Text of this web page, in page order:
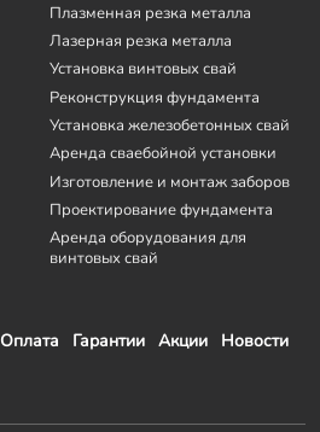
Оплата Гарантии Акции
Новости
Плазменная резка металла
Лазерная резка металла
Установка винтовых свай
Реконструкция фундамента
Установка железобетонных свай
Аренда сваебойной установки
Изготовление и монтаж заборов
Проектирование фундамента
Аренда оборудования для
винтовых свай